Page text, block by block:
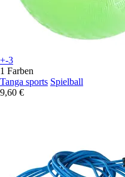
+-3
1 Farben
Tanga sports Spielball
9,60 €